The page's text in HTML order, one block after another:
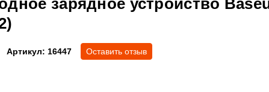
зарядное устройство
Артикул: 16447 Оставить отзыв